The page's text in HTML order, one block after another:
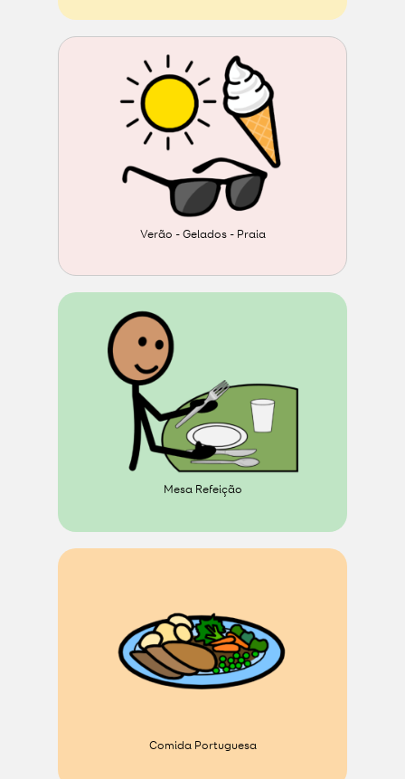
Verão - Gelados - Praia
Mesa Refeição
Comida Portuguesa